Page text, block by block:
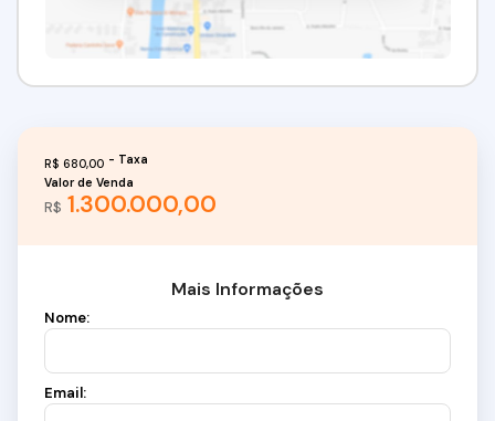
R$ 1.300.000,00
Valor de Venda
R$ 680,00
Mais Informações
Nome:
Email: